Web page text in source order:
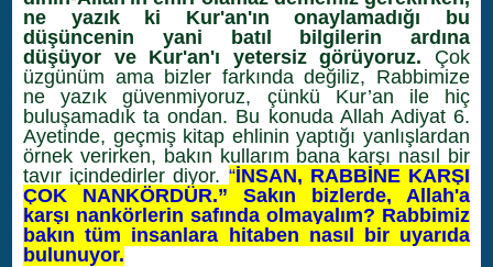
ne yazık ki Kur'an'ın onaylamadığı bu
düşüncenin yani batıl bilgilerin ardına
düşüyor ve Kur'an'ı yetersiz görüyoruz. Çok
üzgünüm ama bizler farkında değiliz, Rabbimize
ne yazık güvenmiyoruz, çünkü Kur’an ile hiç
buluşamadık ta ondan. Bu konuda Allah Adiyat 6.
Ayetinde, geçmiş kitap ehlinin yaptığı yanlışlardan
örnek verirken, bakın kullarım bana karşı nasıl bir
tavır içindedirler diyor. “İNSAN, RABBİNE KARŞI
ÇOK NANKÖRDÜR.” Sakın bizlerde, Allah'a
karşı nankörlerin safında olmayalım? Rabbimiz
bakın tüm insanlara hitaben nasıl bir uyarıda
bulunuyor.